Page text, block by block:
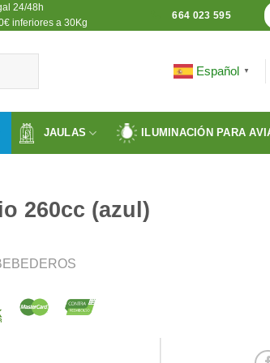
24/48h
inferiores a 30Kg
664 023 595
Español ▼
JAULAS ILUMINACIÓN PARA
260cc (azul)